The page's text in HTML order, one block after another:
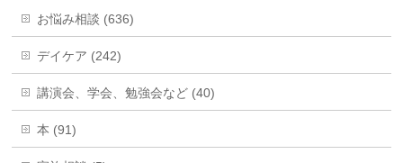
お悩み相談 (636)
デイケア (242)
講演会、学会、勉強会など (40)
本 (91)